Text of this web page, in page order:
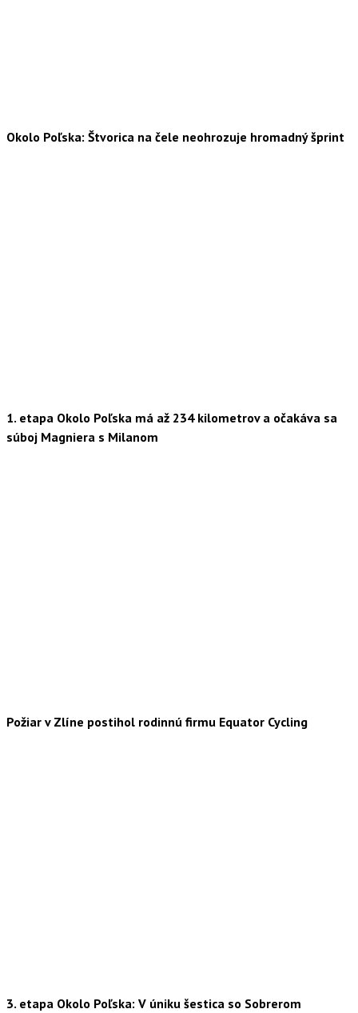
Okolo Poľska: Štvorica na čele neohrozuje hromadný šprint
1. etapa Okolo Poľska má až 234 kilometrov a očakáva sa
súboj Magniera s Milanom
Požiar v Zlíne postihol rodinnú firmu Equator Cycling
3. etapa Okolo Poľska: V úniku šestica so Sobrerom